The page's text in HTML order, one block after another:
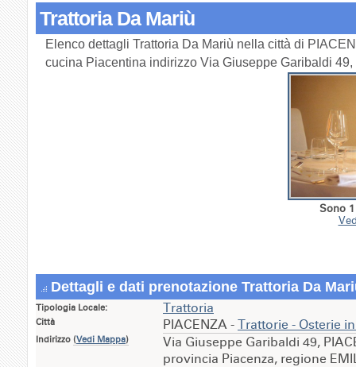
Trattoria Da Mariù
Elenco dettagli Trattoria Da Mariù nella città di
cucina Piacentina indirizzo Via Giuseppe Garibaldi
Sono
Dettagli e dati prenotazione Trattoria Da
Tipologia Locale: Trattoria
Città PIACENZA - Trattorie - Osterie
Indirizzo (Vedi Mappa)
Via Giuseppe Garibaldi 49,
provincia Piacenza, regione